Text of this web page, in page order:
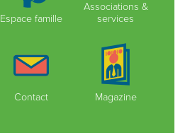
Espace famille
Associations &
services
Contact Magazine